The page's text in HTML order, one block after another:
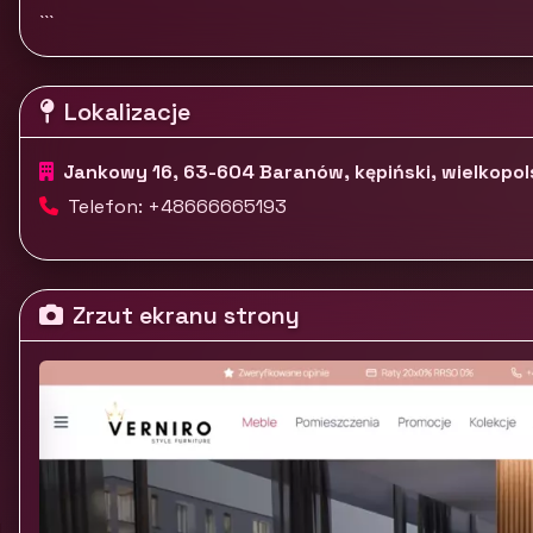
```
Lokalizacje
Jankowy 16, 63-604 Baranów, kępiński,
Telefon: +48666665193
Zrzut ekranu strony